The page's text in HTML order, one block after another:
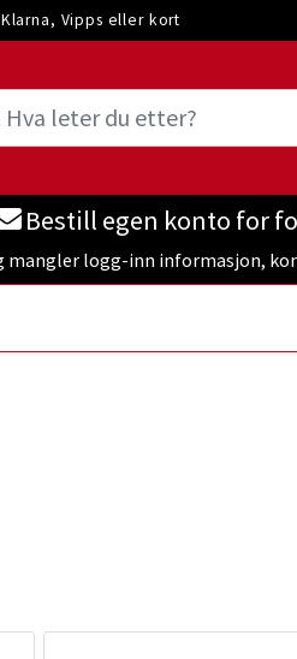
Vipps eller kort
Bestill egen konto for
mangler logg-inn informasjon,